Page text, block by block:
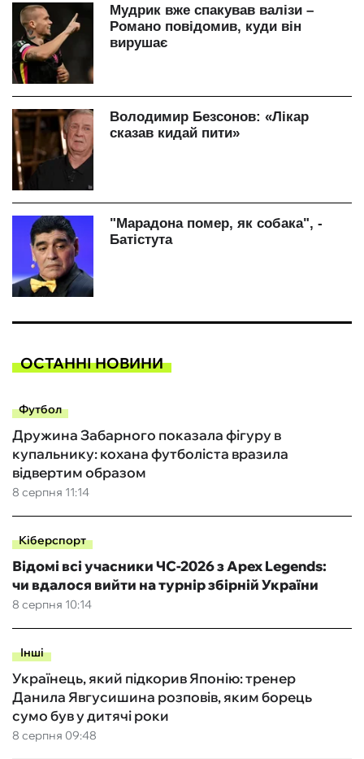
ОСТАННІ НОВИНИ
Футбол
8 серпня 11:14
Дружина Забарного показала фігуру в
купальнику: кохана футболіста вразила
відвертим образом
Кіберспорт
8 серпня 10:14
Відомі всі учасники ЧС-2026 з Apex Legends:
чи вдалося вийти на турнір збірній України
Інші
8 серпня 09:48
Українець, який підкорив Японію: тренер
Данила Явгусишина розповів, яким борець
сумо був у дитячі роки